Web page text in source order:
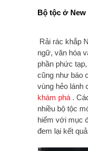
Bộ tộc ở New
Rải rác khắp
ngữ, văn hóa
phần phức
cũng như báo
vùng hẻo lánh
khám phá .
nhiều bộ tộc
hiểm với mục
đem lại kết